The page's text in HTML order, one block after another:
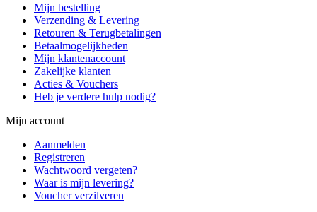
Mijn bestelling
Verzending & Levering
Retouren & Terugbetalingen
Betaalmogelijkheden
Mijn klantenaccount
Zakelijke klanten
Acties & Vouchers
Heb je verdere hulp nodig?
Mijn account
Aanmelden
Registreren
Wachtwoord vergeten?
Waar is mijn levering?
Voucher verzilveren